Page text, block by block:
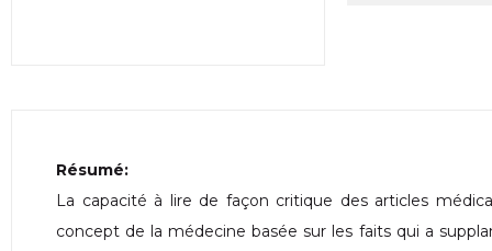
Résumé:
La capacité à lire de façon critique des articles
concept de la médecine basée sur les faits qui a